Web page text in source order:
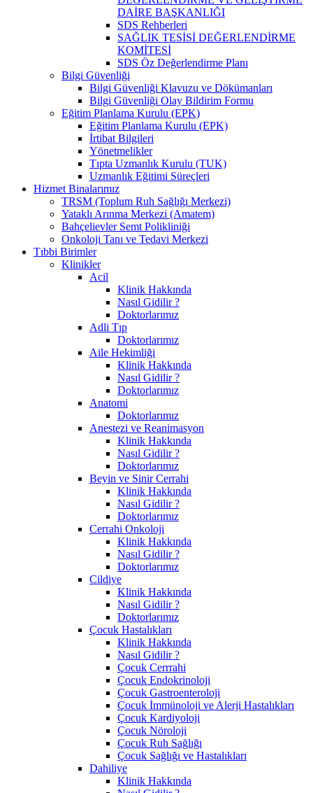
DAİRE BAŞKANLIĞI
SDS Rehberleri
SAĞLIK TESİSİ DEĞERLENDİRME
KOMİTESİ
SDS Öz Değerlendirme Planı
Bilgi Güvenliği
Bilgi Güvenliği Klavuzu ve Dökümanları
Bilgi Güvenliği Olay Bildirim Formu
Eğitim Planlama Kurulu (EPK)
Eğitim Planlama Kurulu (EPK)
İrtibat Bilgileri
Yönetmelikler
Tıpta Uzmanlık Kurulu (TUK)
Uzmanlık Eğitimi Süreçleri
Hizmet Binalarımız
TRSM (Toplum Ruh Sağlığı Merkezi)
Yataklı Arınma Merkezi (Amatem)
Bahçelievler Semt Polikliniği
Onkoloji Tanı ve Tedavi Merkezi
Tıbbi Birimler
Klinikler
Acil
Klinik Hakkında
Nasıl Gidilir ?
Doktorlarımız
Adli Tıp
Doktorlarımız
Aile Hekimliği
Klinik Hakkında
Nasıl Gidilir ?
Doktorlarımız
Anatomi
Doktorlarımız
Anestezi ve Reanimasyon
Klinik Hakkında
Nasıl Gidilir ?
Doktorlarımız
Beyin ve Sinir Cerrahi
Klinik Hakkında
Nasıl Gidilir ?
Doktorlarımız
Cerrahi Onkoloji
Klinik Hakkında
Nasıl Gidilir ?
Doktorlarımız
Cildiye
Klinik Hakkında
Nasıl Gidilir ?
Doktorlarımız
Çocuk Hastalıkları
Klinik Hakkında
Nasıl Gidilir ?
Çocuk Cerrrahi
Çocuk Endokrinoloji
Çocuk Gastroenteroloji
Çocuk İmmünoloji ve Alerji Hastalıkları
Çocuk Kardiyoloji
Çocuk Nöroloji
Çocuk Ruh Sağlığı
Çocuk Sağlığı ve Hastalıkları
Dahiliye
Klinik Hakkında